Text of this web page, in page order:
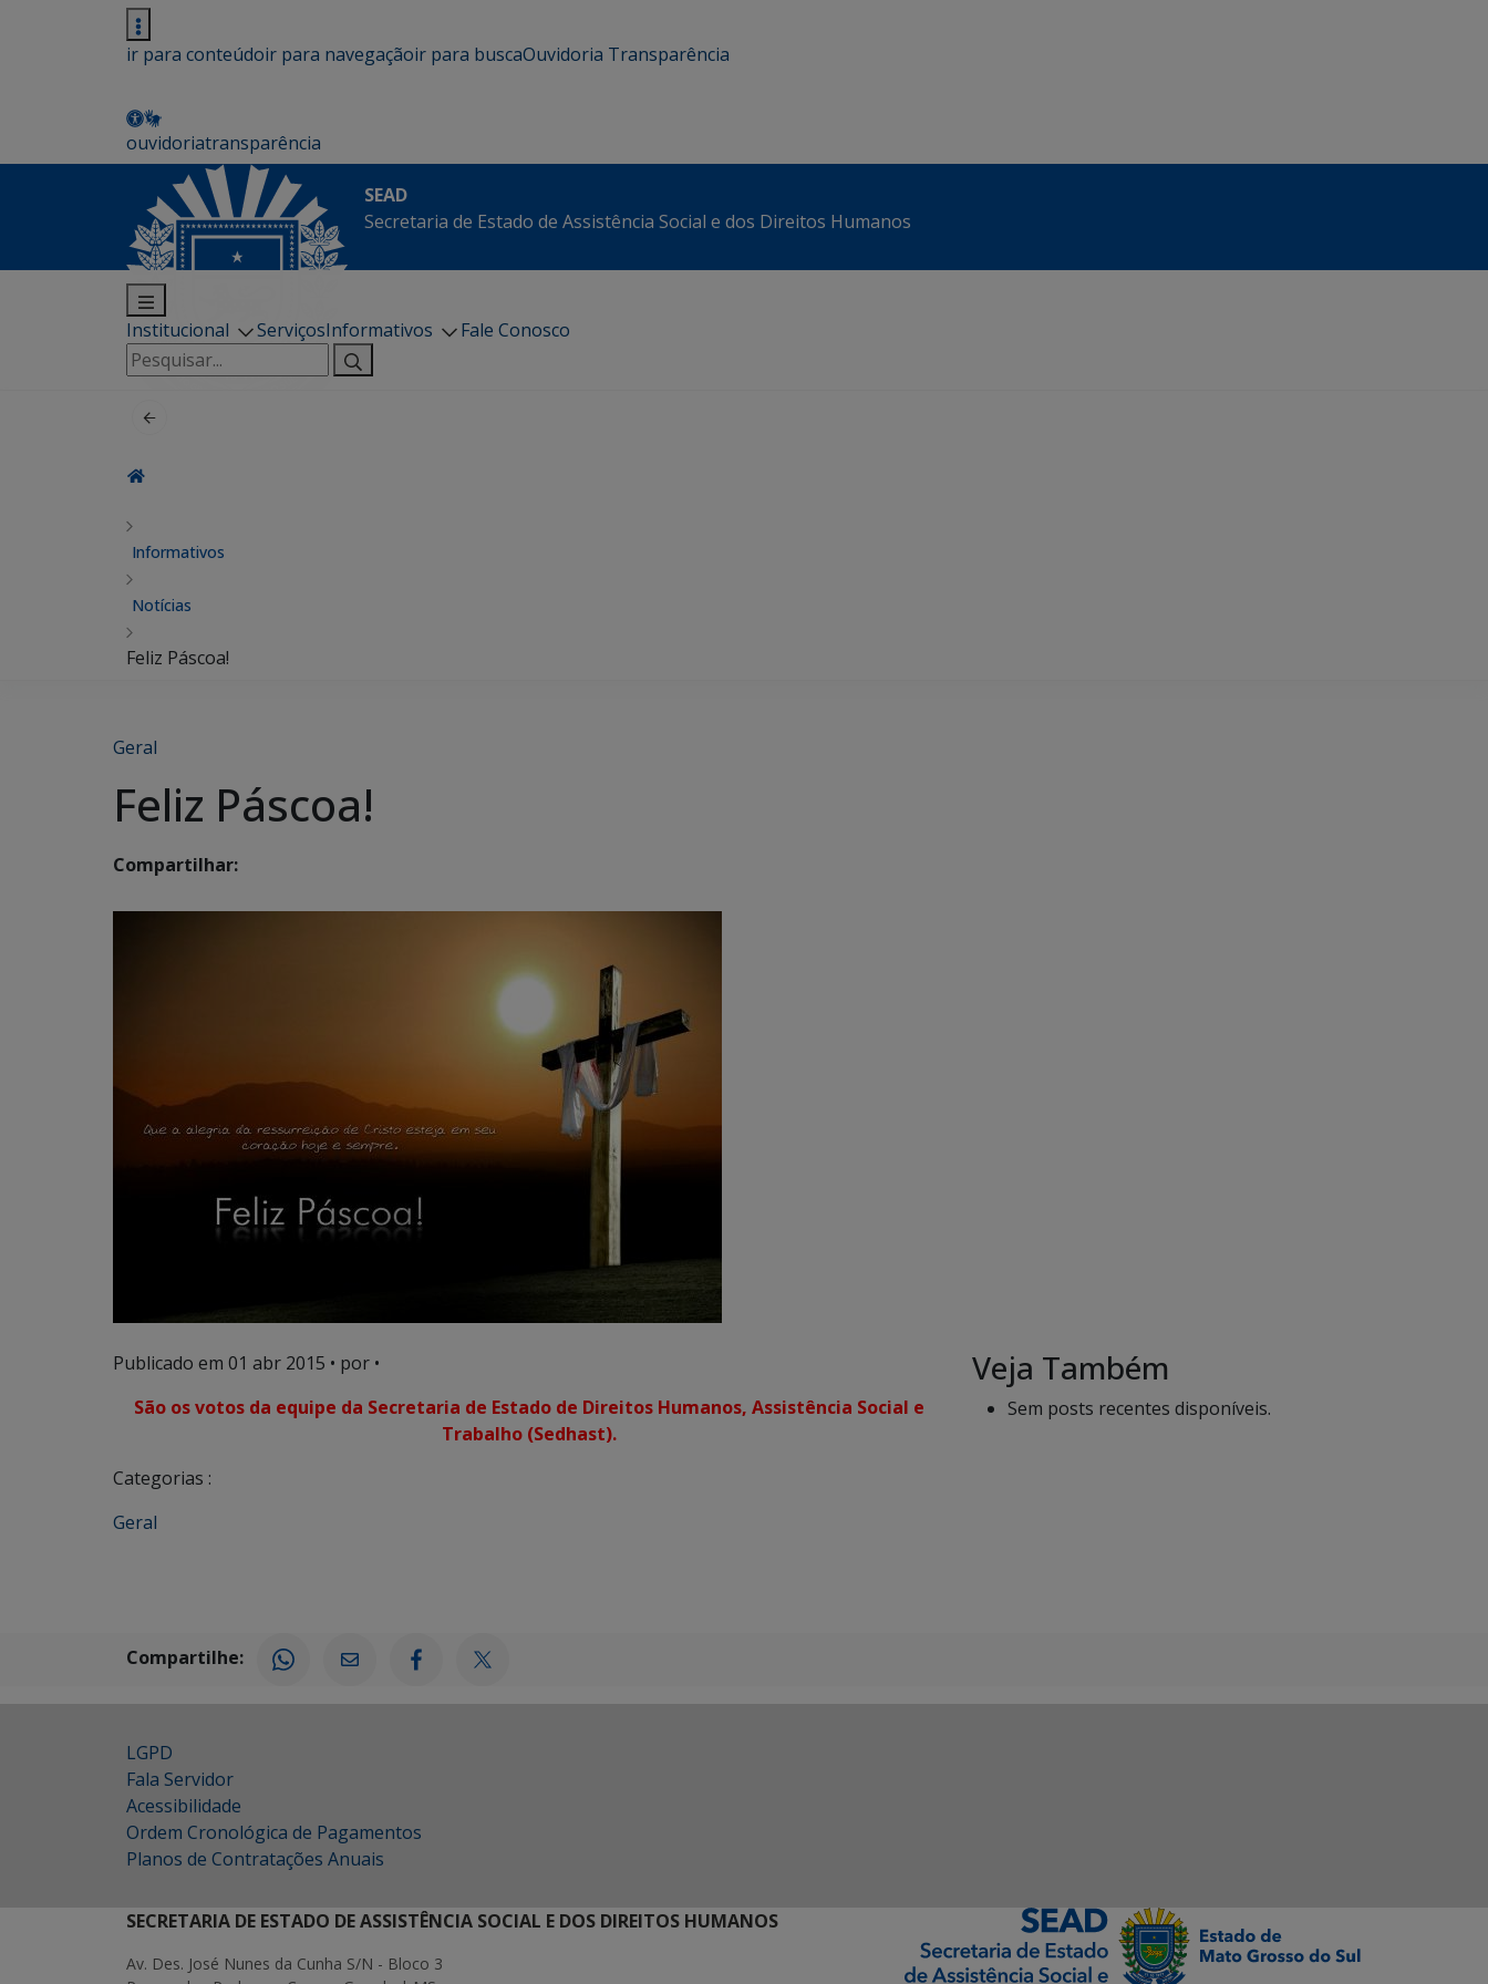
ir para conteúdoir para navegaçãoir para buscaOuvidoria Transparência
ouvidoriatransparência
SEAD
Secretaria de Estado de Assistência Social e dos Direitos Humanos
Institucional ServiçosInformativos
Fale Conosco
Pesquisar
por:
Informativos
Notícias
Feliz Páscoa!
Geral
Feliz Páscoa!
Compartilhar:
Publicado em 01 abr 2015 • por •
São os votos da equipe da Secretaria de Estado de Direitos Humanos, Assistência Social e
Trabalho (Sedhast).
Categorias :
Geral
Veja Também
Sem posts recentes disponíveis.
Compartilhe:
LGPD
Fala Servidor
Acessibilidade
Ordem Cronológica de Pagamentos
Planos de Contratações Anuais
SECRETARIA DE ESTADO DE ASSISTÊNCIA SOCIAL E DOS DIREITOS HUMANOS
Av. Des. José Nunes da Cunha S/N - Bloco 3